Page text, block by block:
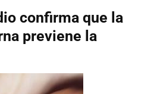
confirma que la
previene la